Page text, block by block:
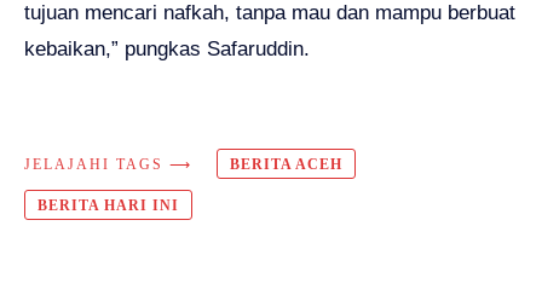
tujuan mencari nafkah, tanpa mau dan mampu berbuat
kebaikan,” pungkas Safaruddin.
JELAJAHI TAGS ⟶ BERITA ACEH
BERITA HARI INI